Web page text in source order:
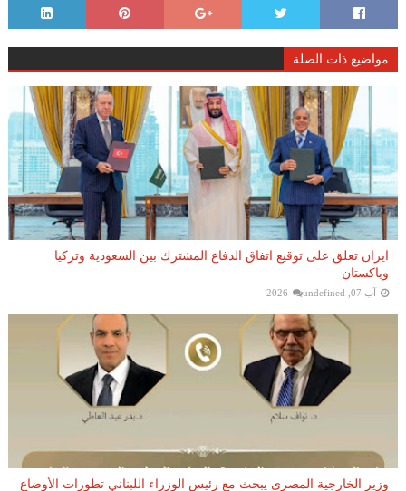
مواضيع ذات الصلة
ايران تعلق على توقيع اتفاق الدفاع المشترك بين السعودية وتركيا
وباكستان
آب 07, 2026 undefined
وزير الخارجية المصرى يبحث مع رئيس الوزراء اللبناني تطورات الأوضاع